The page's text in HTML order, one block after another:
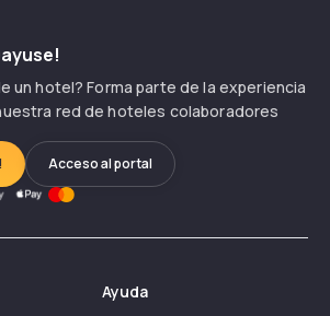
un hotel? Forma parte de la experiencia
red de hoteles colaboradores
Acceso al portal
Ayuda